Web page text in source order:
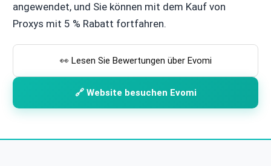
angewendet, und Sie können mit dem Kauf von
Proxys mit 5 % Rabatt fortfahren.
👀 Lesen Sie Bewertungen über Evomi
🔗 Website besuchen Evomi